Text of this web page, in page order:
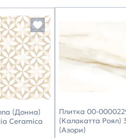
(Донна)
Ceramica
Плитка 00-
(Калакатта Роял)
(Азори)